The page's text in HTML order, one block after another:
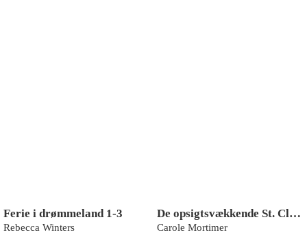
Ferie i drømmeland 1-3
Rebecca Winters
De opsigtsvækkende St. Claires 1-3
Carole Mortimer